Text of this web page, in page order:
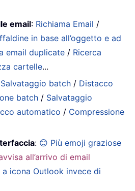
email: Richiama Email /
in base all’oggetto e ad
email duplicate / Ricerca
cartelle...
Salvataggio batch / Distacco
batch / Salvataggio
automatico / Compressione
: 😊 Più emoji graziose
all’arrivo di email
a icona Outlook invece di